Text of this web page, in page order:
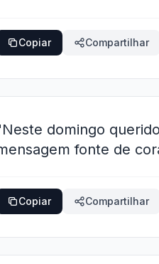
Copiar Compartilhar
domingo
fonte de
Copiar Compartilhar